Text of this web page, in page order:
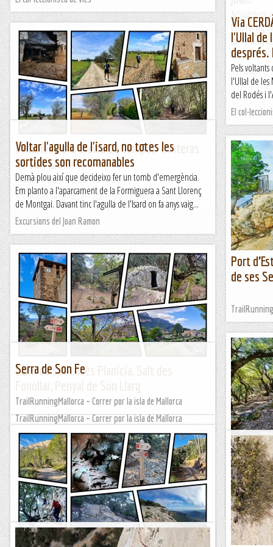
Actualment
bona
un terreny
vam...
Romàntic
Via
l'Ullal de
Pels
l'Ullal de les
del Rodés i
El
Caminos de la Sierra de Campos, Canteras
de Son Grau
Cantera de Son Grau (Campos)
TrailRunningMallorca – Correr por la isla de Mallorca
Voltar l'agulla de l'isard, no totes les
sortides son recomanables
Demà plou així que decideixo fer un tomb d'emergència.
Em planto a l'aparcament de la Formiguera a Sant Llorenç
de Montgai. Davant tinc l'agulla de l'Isard on fa anys vaig...
Excursions del Joan Ramon
Port
de ses
Camí de ses cases Planicia, Salt des
TrailRunningMallorca – Correr por la isla de Mallorca
Serra
de Son
Serra de Son Fe
TrailRunningMallorca – Correr por la isla de Mallorca